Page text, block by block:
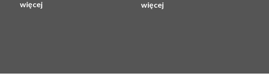
więcej
więcej